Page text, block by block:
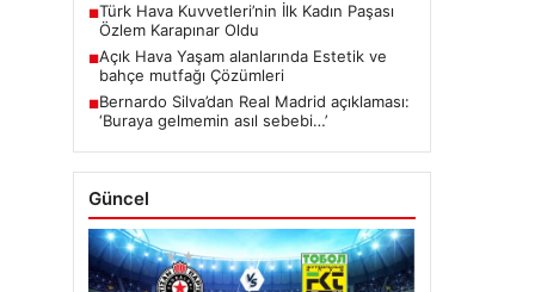
■Türk Hava Kuvvetleri’nin İlk Kadın Paşası
Özlem Karapınar Oldu
■Açık Hava Yaşam alanlarında Estetik ve
bahçe mutfağı Çözümleri
■Bernardo Silva’dan Real Madrid açıklaması:
‘Buraya gelmemin asıl sebebi…’
Güncel